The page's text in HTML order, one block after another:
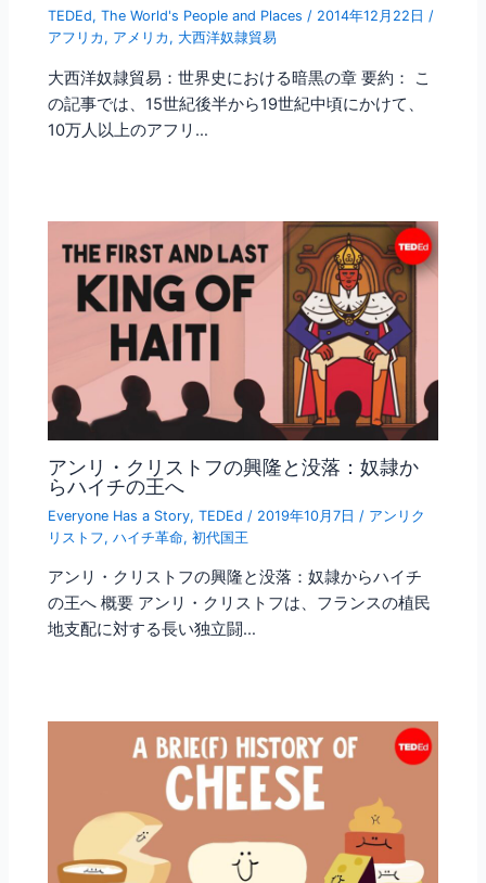
TEDEd,The World's People and Places / 2014年12月22日/
アフリカ , アメリカ , 大西洋奴隷貿易
大西洋奴隷貿易：世界史における暗黒の章 要約： こ
の記事では、15世紀後半から19世紀中頃にかけて、
10万人以上のアフリ…
アンリ・クリストフの興隆と没落：奴隷か
らハイチの王へ
Everyone Has a Story,TEDEd / 2019年10月7日 / アンリク
リストフ,ハイチ革命,初代国王
アンリ・クリストフの興隆と没落：奴隷からハイチ
の王へ 概要 アンリ・クリストフは、フランスの植民
地支配に対する長い独立闘…